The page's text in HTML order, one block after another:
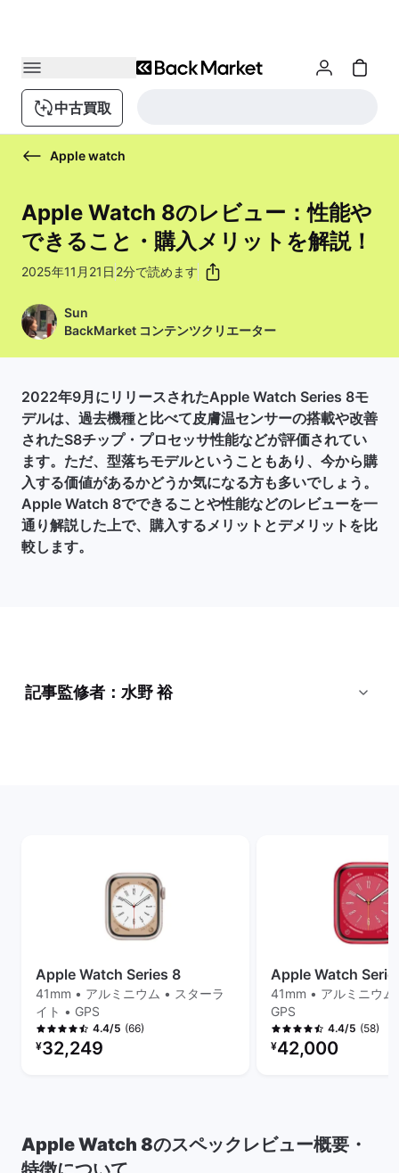
中古買取
Apple watch
Apple Watch 8のレビュー：性能や
できること・購入メリットを解説！
2025年11月21日 2分で読めます
Sun
BackMarket コンテンツクリエーター
2022年9月にリリースされたApple Watch Series 8モ
デルは、過去機種と比べて皮膚温センサーの搭載や改善
されたS8チップ・プロセッサ性能などが評価されてい
ます。ただ、型落ちモデルということもあり、今から購
入する価値があるかどうか気になる方も多いでしょう。
Apple Watch 8でできることや性能などのレビューを一
通り解説した上で、購入するメリットとデメリットを比
較します。
記事監修者：水野 裕
Apple Watch Series 8
41mm • アルミニウム • スターラ
イト • GPS
4.4/5 (66)
リファービッシュ品の価格：
¥32,249
Apple Watch
41mm • アルミニウ
GPS
4.4/5 (58)
リファービッシュ品の
¥42,000
Apple Watch 8のスペックレビュー概要・